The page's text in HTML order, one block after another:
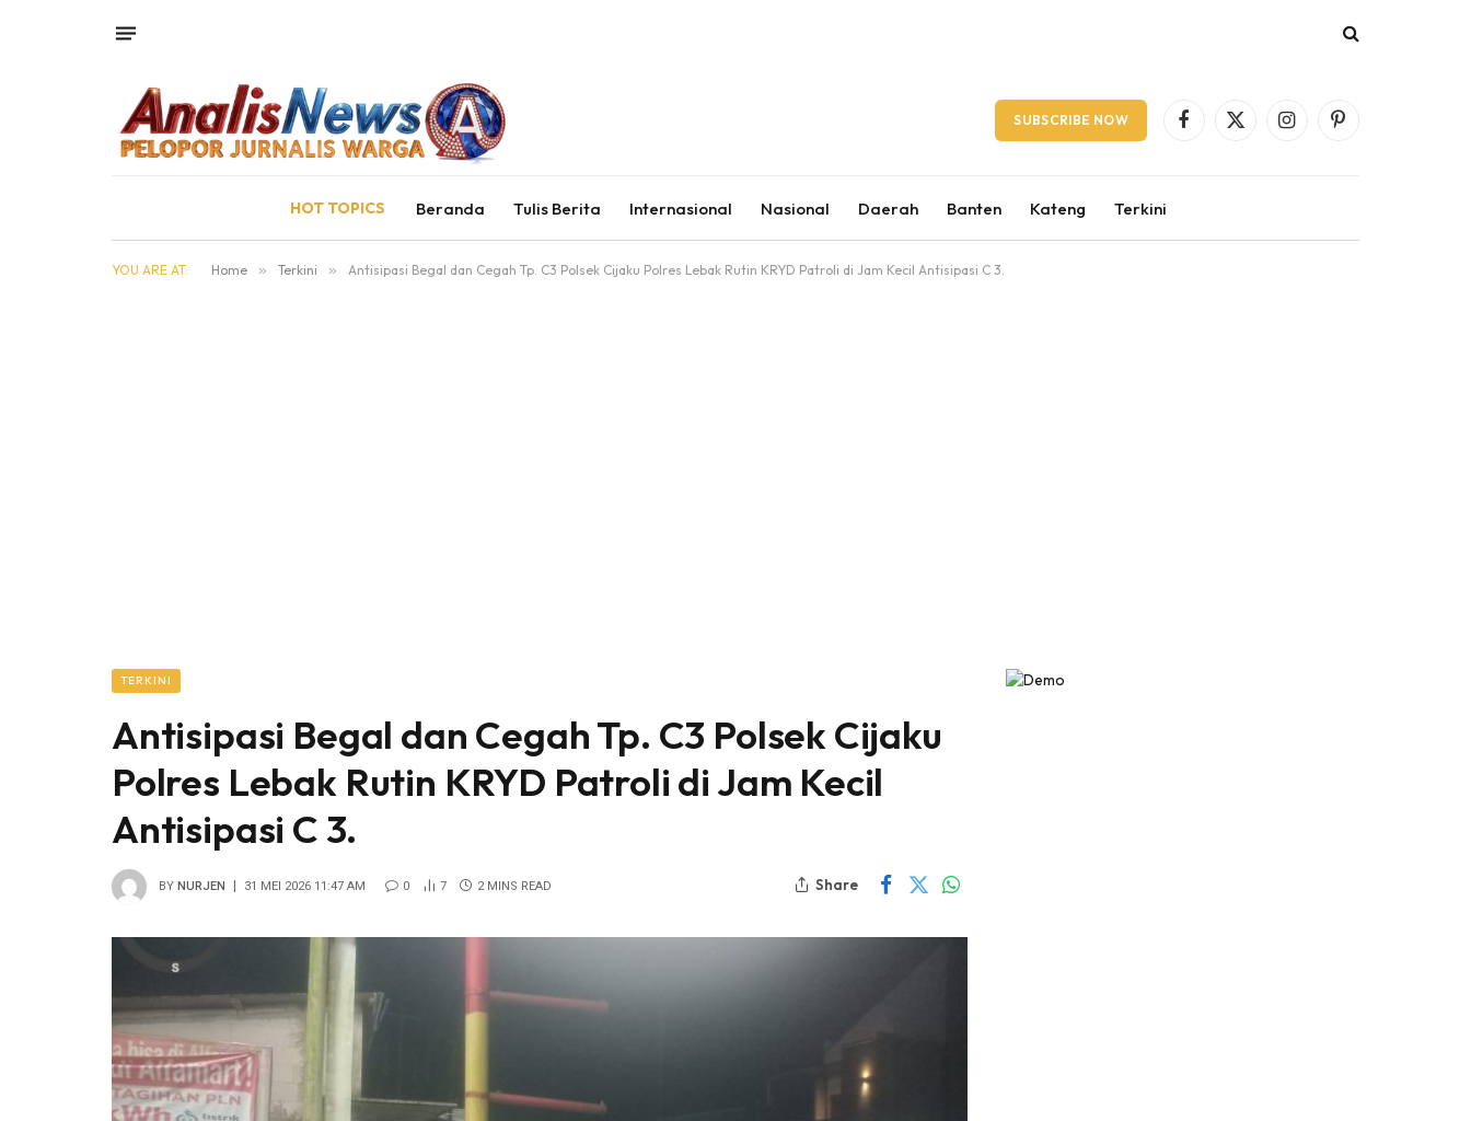
SUBSCRIBE NOW Facebook
X
InstagramPinterest
HOT TOPICS Beranda Tulis Berita Internasional Nasional Daerah Banten Kateng Terkini
YOU ARE AT: Home » Terkini » Antisipasi Begal dan Cegah Tp. C3 Polsek Cijaku Polres Lebak Rutin KRYD Patroli di Jam Kecil Antisipasi C 3.
TERKINI
Antisipasi Begal dan Cegah Tp. C3 Polsek Cijaku
Polres Lebak Rutin KRYD Patroli di Jam Kecil
Antisipasi C 3.
BY NURJEN 31 MEI 2026 11:47 AM 0 7 2 MINS READ Share